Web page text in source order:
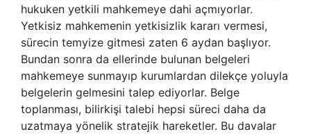
hukuken yetkili mahkemeye dahi açmıyorlar.
Yetkisiz mahkemenin yetkisizlik kararı vermesi,
sürecin temyize gitmesi zaten 6 aydan başlıyor.
Bundan sonra da ellerinde bulunan belgeleri
mahkemeye sunmayıp kurumlardan dilekçe yoluyla
belgelerin gelmesini talep ediyorlar. Belge
toplanması, bilirkişi talebi hepsi süreci daha da
uzatmaya yönelik stratejik hareketler. Bu davalar